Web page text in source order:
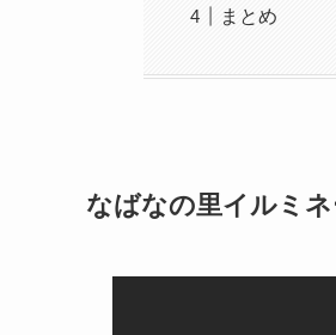
まとめ
なばなの里イルミ